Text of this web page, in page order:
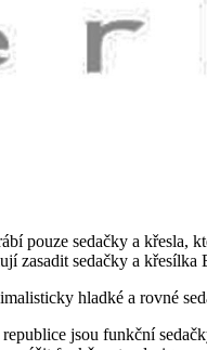
pouze sedačky a křesla,
zasadit sedačky a křesílka
hladké a rovné
jsou funkční